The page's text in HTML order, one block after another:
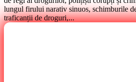
lungul firului narativ sinuos, schimburile
traficanții de droguri,...